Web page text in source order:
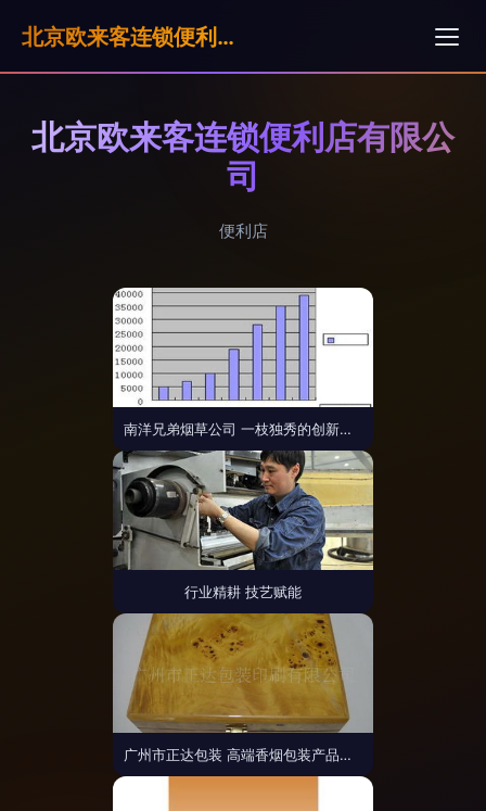
北京欧来客连锁便利店有限公司
北京欧来客连锁便利店有限公
司
便利店
南洋兄弟烟草公司 一枝独秀的创新标兵
行业精耕 技艺赋能
广州市正达包装 高端香烟包装产品列表及其特点解析